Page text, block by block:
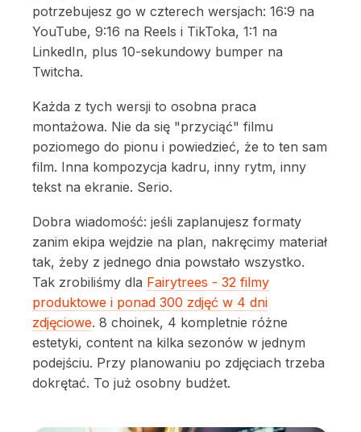
potrzebujesz go w czterech wersjach: 16:9 na
YouTube, 9:16 na Reels i TikToka, 1:1 na
LinkedIn, plus 10-sekundowy bumper na
Twitcha.
Każda z tych wersji to osobna praca
montażowa. Nie da się "przyciąć" filmu
poziomego do pionu i powiedzieć, że to ten sam
film. Inna kompozycja kadru, inny rytm, inny
tekst na ekranie. Serio.
Dobra wiadomość: jeśli zaplanujesz formaty
zanim ekipa wejdzie na plan, nakręcimy materiał
tak, żeby z jednego dnia powstało wszystko.
Tak zrobiliśmy dla Fairytrees - 32 filmy
produktowe i ponad 300 zdjęć w 4 dni
zdjęciowe. 8 choinek, 4 kompletnie różne
estetyki, content na kilka sezonów w jednym
podejściu. Przy planowaniu po zdjęciach trzeba
dokrętać. To już osobny budżet.